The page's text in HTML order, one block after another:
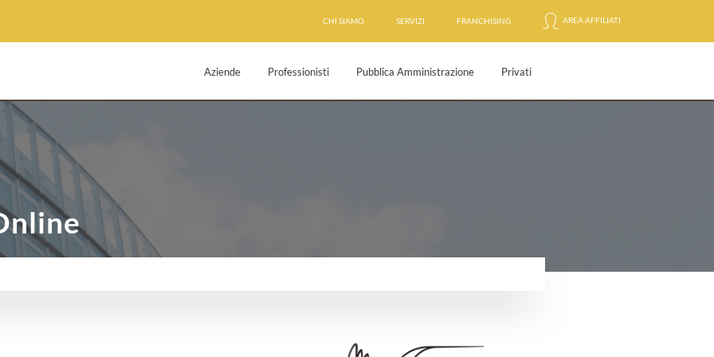
CHI SIAMO SERVIZI FRANCHISING AREA AFFILIATI
Aziende Professionisti Pubblica Amministrazione Privati